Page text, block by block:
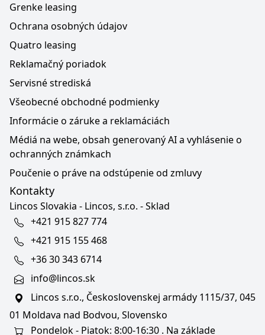
Grenke leasing
Ochrana osobných údajov
Quatro leasing
Reklamačný poriadok
Servisné strediská
Všeobecné obchodné podmienky
Informácie o záruke a reklamáciách
Médiá na webe, obsah generovaný AI a vyhlásenie o
ochranných známkach
Poučenie o práve na odstúpenie od zmluvy
Kontakty
Lincos Slovakia - Lincos, s.r.o. - Sklad
+421 915 827 774
+421 915 155 468
+36 30 343 6714
info@lincos.sk
Lincos s.r.o., Československej armády 1115/37, 045
01 Moldava nad Bodvou, Slovensko
Pondelok - Piatok: 8:00-16:30 . Na základe